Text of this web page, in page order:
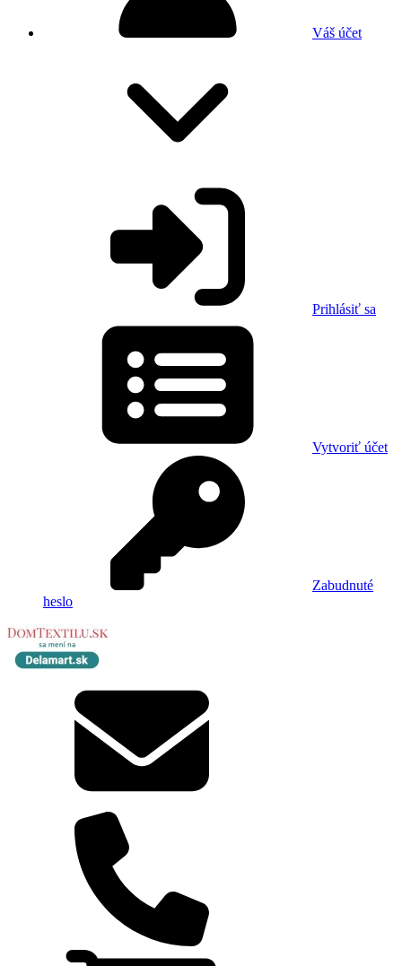
Váš účet
Prihlásiť sa
Vytvoriť účet
Zabudnuté
heslo